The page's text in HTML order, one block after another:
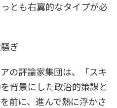
とも右翼的なタイプが必
ぎ
の評論家集団は、「スキ
背景にした政治的策謀と
前に、進んで熱に浮かさ